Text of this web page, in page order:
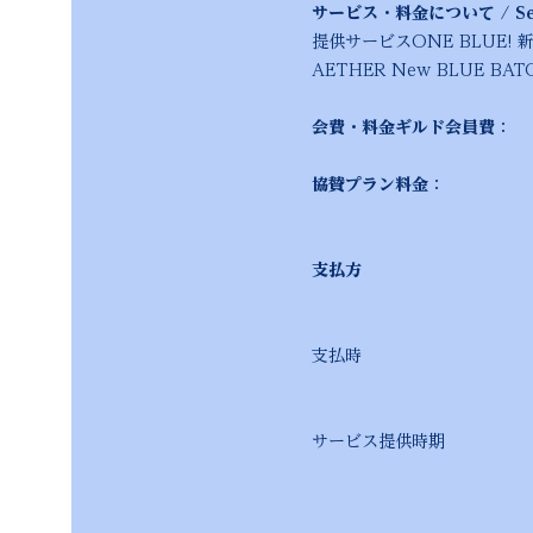
サービス・料金について /
提供サービスONE BLUE!
AETHER New BLUE
会費・料金ギルド会員費 ：
協賛プラン料金 ： お問い
支払
支払時 期契約締結
サービス提供時期 契約